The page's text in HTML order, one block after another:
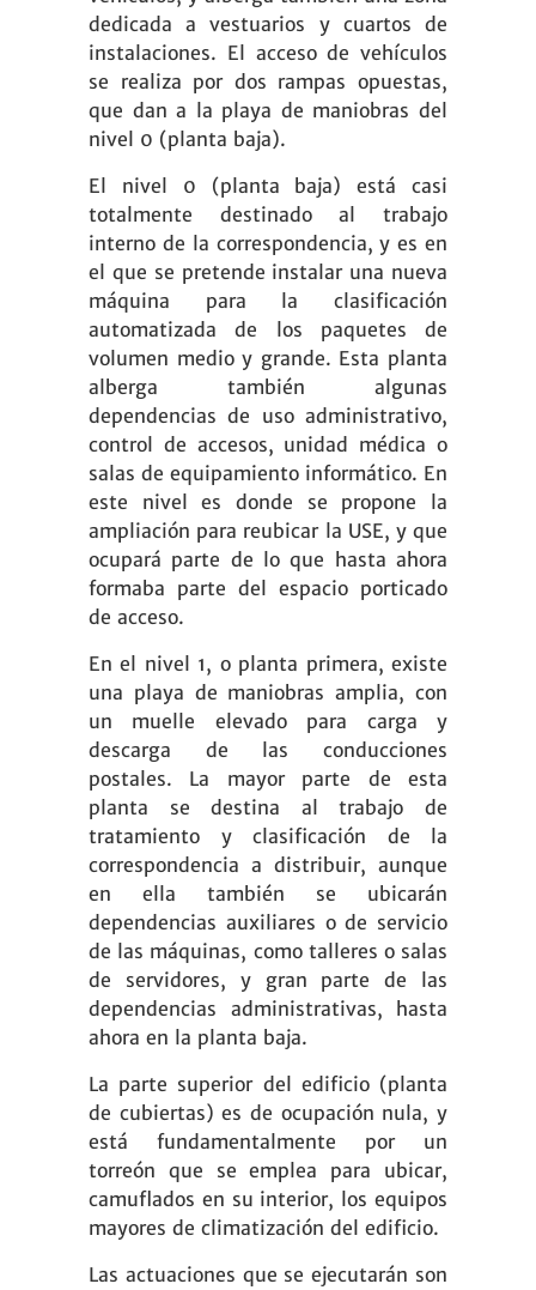
dedicada a vestuarios y cuartos de
instalaciones. El acceso de vehículos
se realiza por dos rampas opuestas,
que dan a la playa de maniobras del
nivel 0 (planta baja).
El nivel 0 (planta baja) está casi
totalmente destinado al trabajo
interno de la correspondencia, y es en
el que se pretende instalar una nueva
máquina para la clasificación
automatizada de los paquetes de
volumen medio y grande. Esta planta
alberga también algunas
dependencias de uso administrativo,
control de accesos, unidad médica o
salas de equipamiento informático. En
este nivel es donde se propone la
ampliación para reubicar la USE, y que
ocupará parte de lo que hasta ahora
formaba parte del espacio porticado
de acceso.
En el nivel 1, o planta primera, existe
una playa de maniobras amplia, con
un muelle elevado para carga y
descarga de las conducciones
postales. La mayor parte de esta
planta se destina al trabajo de
tratamiento y clasificación de la
correspondencia a distribuir, aunque
en ella también se ubicarán
dependencias auxiliares o de servicio
de las máquinas, como talleres o salas
de servidores, y gran parte de las
dependencias administrativas, hasta
ahora en la planta baja.
La parte superior del edificio (planta
de cubiertas) es de ocupación nula, y
está fundamentalmente por un
torreón que se emplea para ubicar,
camuflados en su interior, los equipos
mayores de climatización del edificio.
Las actuaciones que se ejecutarán son